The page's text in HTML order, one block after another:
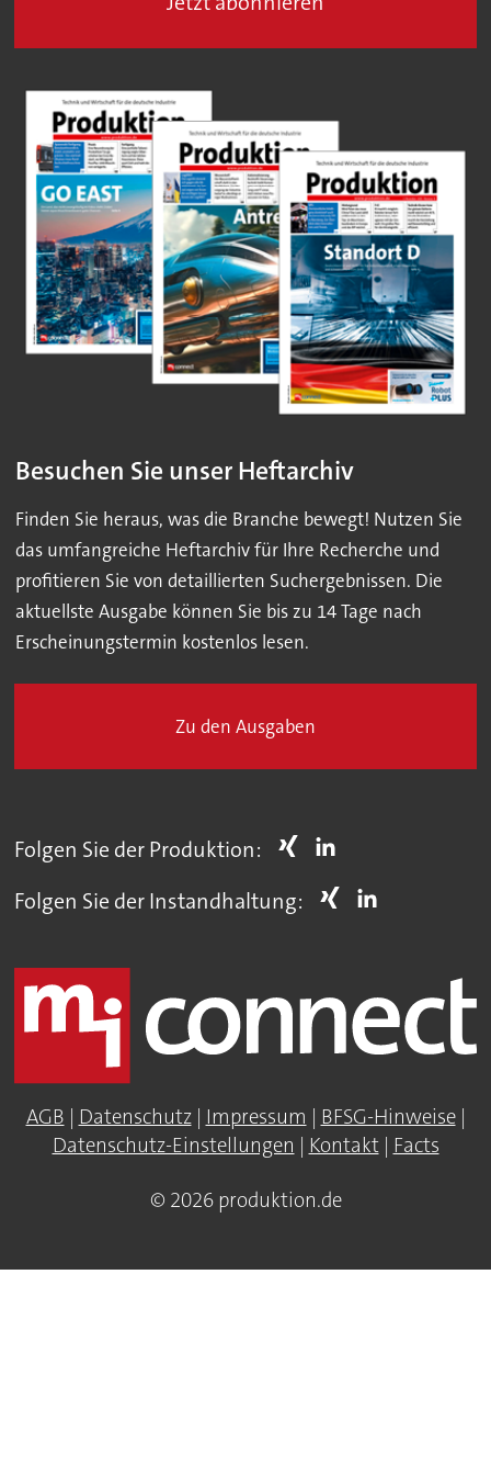
Besuchen Sie unser Heftarchiv
Finden Sie heraus, was die Branche bewegt! Nutzen Sie
das umfangreiche Heftarchiv für Ihre Recherche und
profitieren Sie von detaillierten Suchergebnissen. Die
aktuellste Ausgabe können Sie bis zu 14 Tage nach
Erscheinungstermin kostenlos lesen.
Zu den Ausgaben
Folgen Sie der Produktion:
Folgen Sie der Instandhaltung:
AGB | Datenschutz| Impressum | BFSG-Hinweise|
Datenschutz-Einstellungen | Kontakt| Facts
© 2026 produktion.de